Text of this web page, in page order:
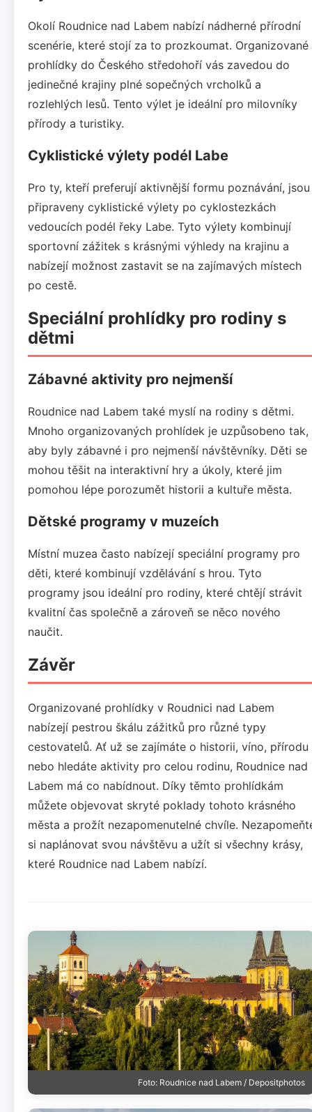
Okolí Roudnice nad Labem nabízí nádherné přírodní
scenérie, které stojí za to prozkoumat. Organizované
prohlídky do Českého středohoří vás zavedou do
jedinečné krajiny plné sopečných vrcholků a
rozlehlých lesů. Tento výlet je ideální pro milovníky
přírody a turistiky.
Cyklistické výlety podél Labe
Pro ty, kteří preferují aktivnější formu poznávání, jsou
připraveny cyklistické výlety po cyklostezkách
vedoucích podél řeky Labe. Tyto výlety kombinují
sportovní zážitek s krásnými výhledy na krajinu a
nabízejí možnost zastavit se na zajímavých místech
po cestě.
Speciální prohlídky pro rodiny s
dětmi
Zábavné aktivity pro nejmenší
Roudnice nad Labem také myslí na rodiny s dětmi.
Mnoho organizovaných prohlídek je uzpůsobeno tak,
aby byly zábavné i pro nejmenší návštěvníky. Děti se
mohou těšit na interaktivní hry a úkoly, které jim
pomohou lépe porozumět historii a kultuře města.
Dětské programy v muzeích
Místní muzea často nabízejí speciální programy pro
děti, které kombinují vzdělávání s hrou. Tyto
programy jsou ideální pro rodiny, které chtějí strávit
kvalitní čas společně a zároveň se něco nového
naučit.
Závěr
Organizované prohlídky v Roudnici nad Labem
nabízejí pestrou škálu zážitků pro různé typy
cestovatelů. Ať už se zajímáte o historii, víno, přírodu
nebo hledáte aktivity pro celou rodinu, Roudnice nad
Labem má co nabídnout. Díky těmto prohlídkám
můžete objevovat skryté poklady tohoto krásného
města a prožít nezapomenutelné chvíle.
si naplánovat svou návštěvu a užít si všechny krásy,
které Roudnice nad Labem nabízí.
Foto: Roudnice nad Labem / Depositphotos